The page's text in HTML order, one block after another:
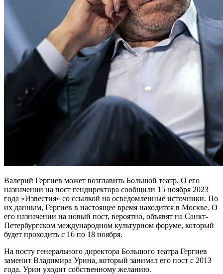
Валерий Гергиев может возглавить Большой театр. О его
назначении на пост гендиректора сообщили 15 ноября 2023
года «Известия» со ссылкой на осведомленные источники. По
их данным, Гергиев в настоящее время находится в Москве. О
его назначении на новый пост, вероятно, объявят на Санкт-
Петербургском международном культурном форуме, который
будет проходить с 16 по 18 ноября.
На посту генерального директора Большого театра Гергиев
заменит Владимира Урина, который занимал его пост с 2013
года. Урин уходит собственному желанию.